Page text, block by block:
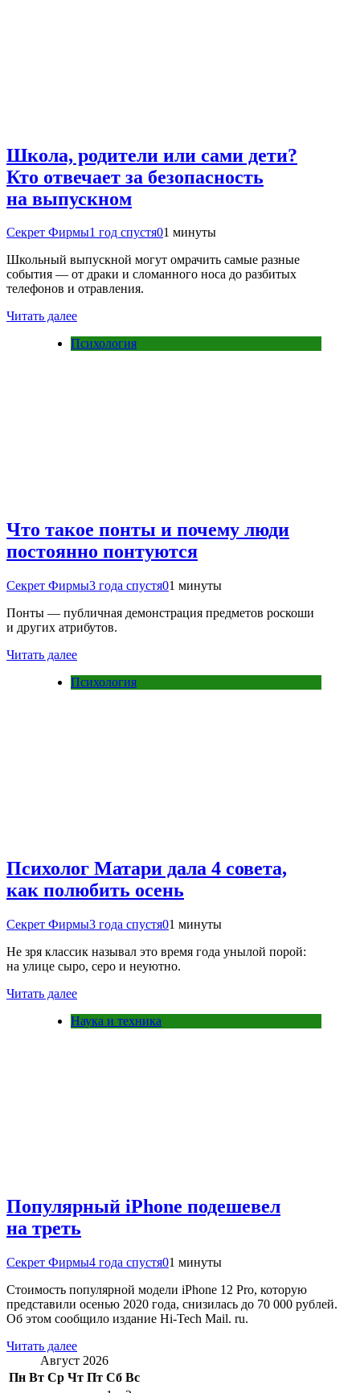
Школа, родители или сами дети?
Кто отвечает за безопасность
на выпускном
Секрет Фирмы1 год спустя01 минуты
Школьный выпускной могут омрачить самые разные
события — от драки и сломанного носа до разбитых
телефонов и отравления.
Читать далее
Психология
Что такое понты и почему люди
постоянно понтуются
Секрет Фирмы3 года спустя01 минуты
Понты — публичная демонстрация предметов роскоши
и других атрибутов.
Читать далее
Психология
Психолог Матари дала 4 совета,
как полюбить осень
Секрет Фирмы3 года спустя01 минуты
Не зря классик называл это время года унылой порой:
на улице сыро, серо и неуютно.
Читать далее
Наука и техника
Популярный iPhone подешевел
на треть
Секрет Фирмы4 года спустя01 минуты
Стоимость популярной модели iPhone 12 Pro, которую
представили осенью 2020 года, снизилась до 70 000 рублей.
Об этом сообщило издание Hi-Tech Mail. ru.
Читать далее
Август 2026
Пн Вт Ср Чт Пт Сб Вс